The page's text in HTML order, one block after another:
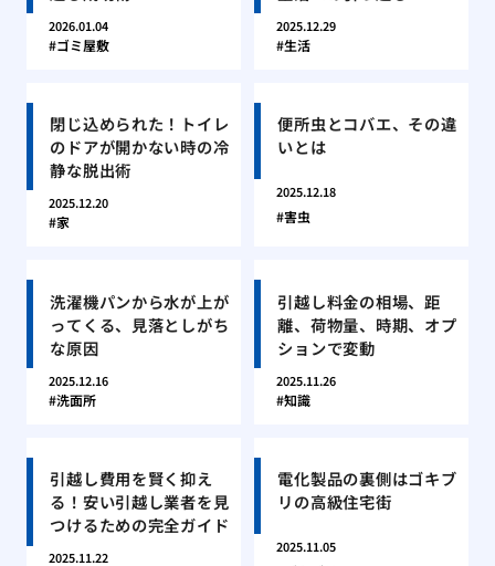
2026.01.04
ゴミ屋敷
2025.12.29
生活
閉じ込められた！トイレ
のドアが開かない時の冷
静な脱出術
2025.12.20
家
便所虫とコバエ、その違
いとは
2025.12.18
害虫
洗濯機パンから水が上が
ってくる、見落としがち
な原因
2025.12.16
洗面所
引越し料金の相場、距
離、荷物量、時期、オプ
ションで変動
2025.11.26
知識
引越し費用を賢く抑え
る！安い引越し業者を見
つけるための完全ガイド
2025.11.22
電化製品の裏側はゴキブ
リの高級住宅街
2025.11.05